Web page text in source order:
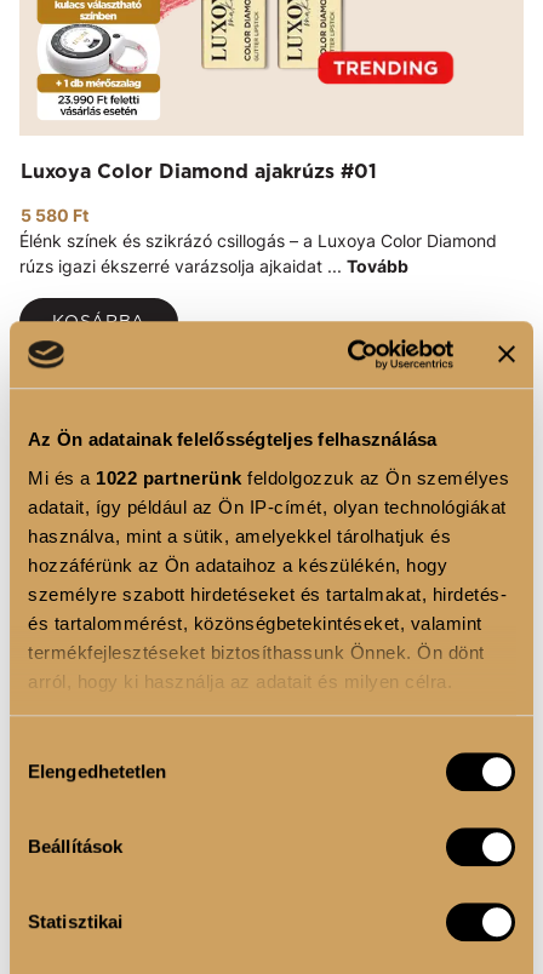
Az Ön adatainak felelősségteljes felhasználása
Mi és a 1022 partnerünk feldolgozzuk az Ön személyes
adatait, így például az Ön IP-címét, olyan technológiákat
használva, mint a sütik, amelyekkel tárolhatjuk és
hozzáférünk az Ön adataihoz a készülékén, hogy
személyre szabott hirdetéseket és tartalmakat, hirdetés-
és tartalommérést, közönségbetekintéseket, valamint
termékfejlesztéseket biztosíthassunk Önnek. Ön dönt
arról, hogy ki használja az adatait és milyen célra.
Információgyűjtés az Ön földrajzi elhelyezkedéséről
Az Ön készülékén beazonosítása annak konkrét
tulajdonságainak (ujjlenyomat) aktív ellenőrzésével
módjairól és adja meg preferenciáit a
kiválasztása
Elengedhetetlen
Beállítások
Statisztikai
Luxoya Color Diamond ajakrúzs #01
5 580 Ft
Élénk színek és szikrázó csillogás – a Luxoya Color Diamond
rúzs igazi ékszerré varázsolja ajkaidat ... Tovább
KOSÁRBA